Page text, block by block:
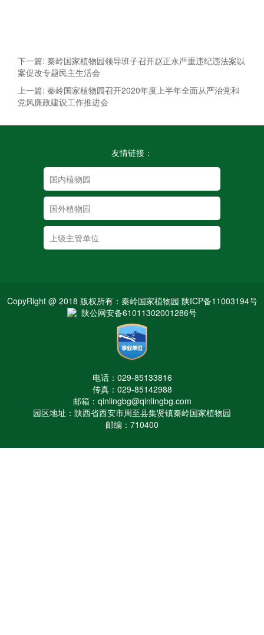
下一篇: 秦岭国家植物园领导班子召开赵正永严重违纪违法案以
案促改专题民主生活会
上一篇: 秦岭国家植物园召开2020年度上半年全面从严治党和
党风廉政建设工作推进会
友情链接：
CopyRight @ 2018 版权所有：秦岭国家植物园 陕ICP备11003194号
陕公网安备61011302001286号
电话：029-85133816
传真：029-85142988
邮箱：qinlingbg@qinlingbg.com
园区地址：陕西省西安市周至县集贤镇秦岭国家植物园
邮编：710400